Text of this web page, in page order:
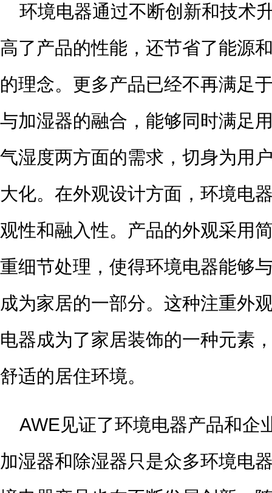
环境电器通过不断创新和技术
高了产品的性能，还节省了能源
的理念。更多产品已经不再满足
与加湿器的融合，能够同时满足
气湿度两方面的需求，切身为用
大化。在外观设计方面，环境电
观性和融入性。产品的外观采用
重细节处理，使得环境电器能够
成为家居的一部分。这种注重外
电器成为了家居装饰的一种元素
舒适的居住环境。
AWE见证了环境电器产品和企
加湿器和除湿器只是众多环境电